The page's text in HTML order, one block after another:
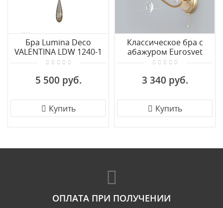
Бра Lumina Deco
VALENTINA LDW 1240-1
GD
5 500 руб.
Купить
Классическое бра с
абажуром Eurosvet
Alcamo 60103/1
3 340 руб.
Купить
ОПЛАТА ПРИ ПОЛУЧЕНИИ